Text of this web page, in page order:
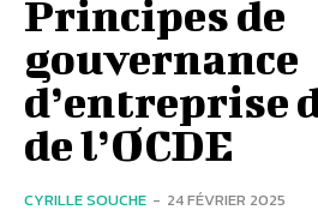
Principes de
gouvernance
d’entreprise
de l’OCDE
CYRILLE SOUCHE - 24 FÉVRIER 2025